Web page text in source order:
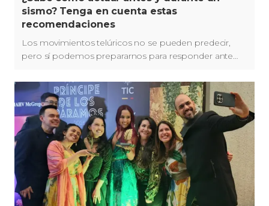
sismo? Tenga en cuenta estas
recomendaciones
Los movimientos telúricos no se pueden predecir,
pero sí podemos prepararnos para responder ante
autoridades.